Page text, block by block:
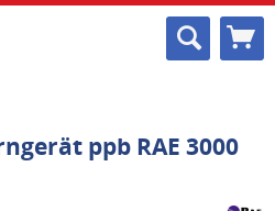
ppb RAE 3000